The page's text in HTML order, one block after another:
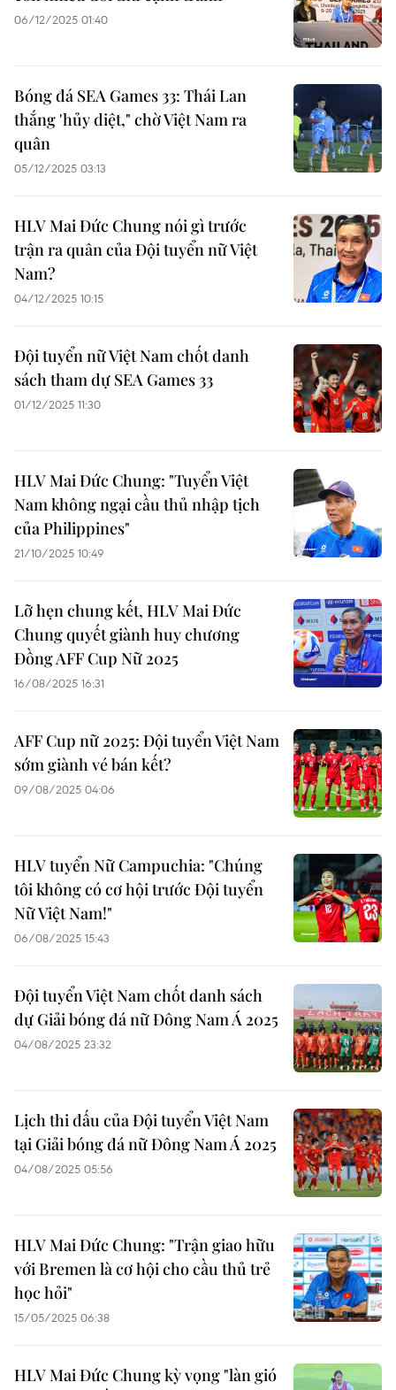
06/12/2025 01:40
Bóng đá SEA Games 33: Thái Lan
thắng 'hủy diệt," chờ Việt Nam ra
quân
05/12/2025 03:13
HLV Mai Đức Chung nói gì trước
trận ra quân của Đội tuyển nữ Việt
Nam?
04/12/2025 10:15
Đội tuyển nữ Việt Nam chốt danh
sách tham dự SEA Games 33
01/12/2025 11:30
HLV Mai Đức Chung: "Tuyển Việt
Nam không ngại cầu thủ nhập tịch
của Philippines"
21/10/2025 10:49
Lỡ hẹn chung kết, HLV Mai Đức
Chung quyết giành huy chương
Đồng AFF Cup Nữ 2025
16/08/2025 16:31
AFF Cup nữ 2025: Đội tuyển Việt Nam
sớm giành vé bán kết?
09/08/2025 04:06
HLV tuyển Nữ Campuchia: "Chúng
tôi không có cơ hội trước Đội tuyển
Nữ Việt Nam!"
06/08/2025 15:43
Đội tuyển Việt Nam chốt danh sách
dự Giải bóng đá nữ Đông Nam Á 2025
04/08/2025 23:32
Lịch thi đấu của Đội tuyển Việt Nam
tại Giải bóng đá nữ Đông Nam Á 2025
04/08/2025 05:56
HLV Mai Đức Chung: "Trận giao hữu
với Bremen là cơ hội cho cầu thủ trẻ
học hỏi"
15/05/2025 06:38
HLV Mai Đức Chung kỳ vọng "làn gió